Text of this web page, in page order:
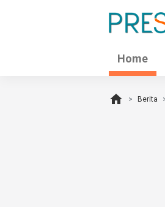
Home
home Berita